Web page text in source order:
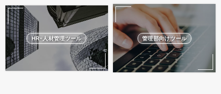
HR･人材管理ツール 管理部向けツール